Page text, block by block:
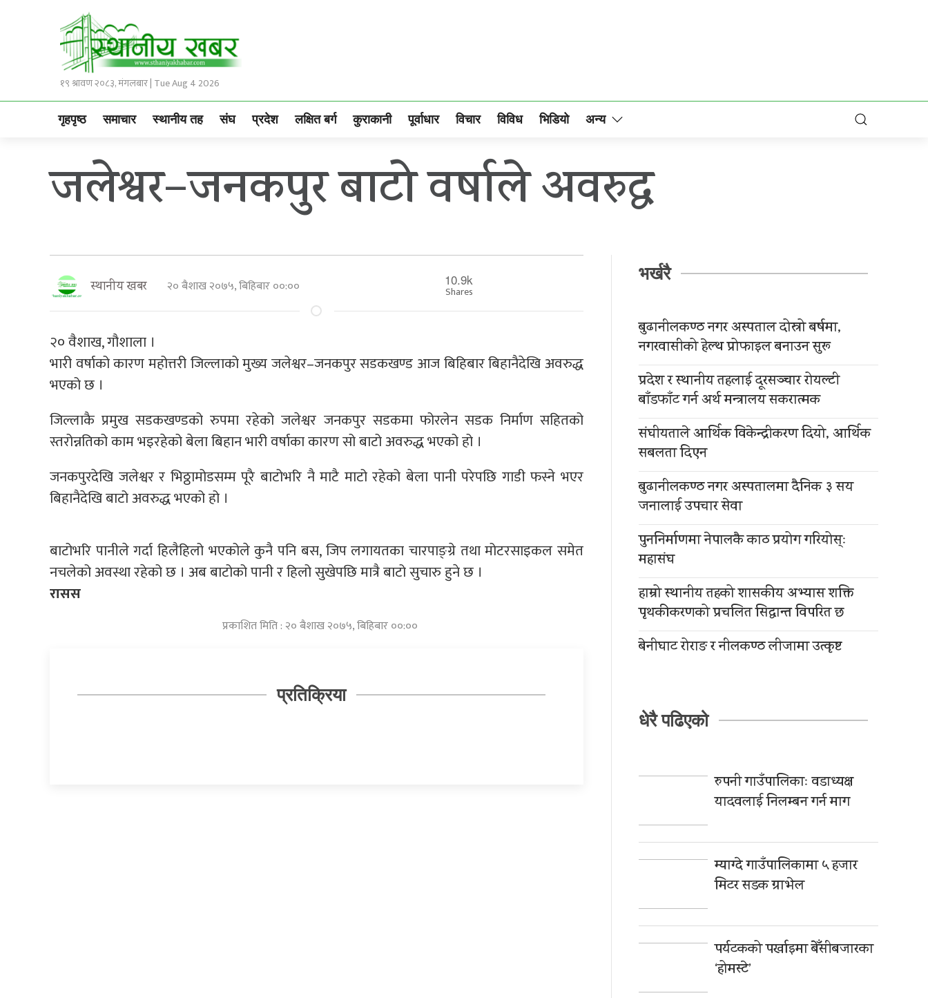
१९ श्रावण २०८३, मंगलबार | Tue Aug 4 2026
गृहपृष्ठ समाचार स्थानीय तह संघ प्रदेश लक्षित बर्ग कुराकानी पूर्वाधार विचार विविध भिडियो अन्य
जलेश्वर–जनकपुर बाटो वर्षाले अवरुद्ध
स्थानीय खबर २० बैशाख २०७५, बिहिबार ००:०० 10.9k
Shares
२० वैशाख, गौशाला ।
भारी वर्षाको कारण महोत्तरी जिल्लाको मुख्य जलेश्वर–जनकपुर सडकखण्ड आज बिहिबार बिहानैदेखि अवरुद्ध
भएको छ ।
जिल्लाकै प्रमुख सडकखण्डको रुपमा रहेको जलेश्वर जनकपुर सडकमा फोरलेन सडक निर्माण सहितको
स्तरोन्नतिको काम भइरहेको बेला बिहान भारी वर्षाका कारण सो बाटो अवरुद्ध भएको हो ।
जनकपुरदेखि जलेश्वर र भिठ्ठामोडसम्म पूरै बाटोभरि नै माटै माटो रहेको बेला पानी परेपछि गाडी फस्ने भएर
बिहानैदेखि बाटो अवरुद्ध भएको हो ।
बाटोभरि पानीले गर्दा हिलैहिलो भएकोले कुनै पनि बस, जिप लगायतका चारपाङ्ग्रे तथा मोटरसाइकल समेत
नचलेको अवस्था रहेको छ । अब बाटोको पानी र हिलो सुखेपछि मात्रै बाटो सुचारु हुने छ ।
रासस
प्रकाशित मिति : २० बैशाख २०७५, बिहिबार ००:००
प्रतिक्रिया
भर्खरै
बुढानीलकण्ठ नगर अस्पताल दोस्रो बर्षमा,
नगरवासीको हेल्थ प्रोफाइल बनाउन सुरू
प्रदेश र स्थानीय तहलाई दूरसञ्चार रोयल्टी
बाँडफाँट गर्न अर्थ मन्त्रालय सकरात्मक
संघीयताले आर्थिक विकेन्द्रीकरण दियो, आर्थिक
सबलता दिएन
बुढानीलकण्ठ नगर अस्पतालमा दैनिक ३ सय
जनालाई उपचार सेवा
पुननिर्माणमा नेपालकै काठ प्रयोग गरियोस्ः
महासंघ
हाम्रो स्थानीय तहको शासकीय अभ्यास शक्ति
पृथकीकरणको प्रचलित सिद्धान्त विपरित छ
बेनीघाट रोराङ र नीलकण्ठ लीजामा उत्कृष्ट
धेरै पढिएको
रुपनी गाउँपालिकाः वडाध्यक्ष
यादवलाई निलम्बन गर्न माग
म्याग्दे गाउँपालिकामा ५ हजार
मिटर सडक ग्राभेल
पर्यटकको पर्खाइमा बेँसीबजारका
‘होमस्टे’